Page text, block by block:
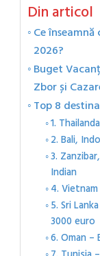
Din articol
Ce
2026?
Buget
Zbor și
Top 8
1.
2. Bali,
3.
Indian
4.
5. Sri
3000 euro
6. Oman –